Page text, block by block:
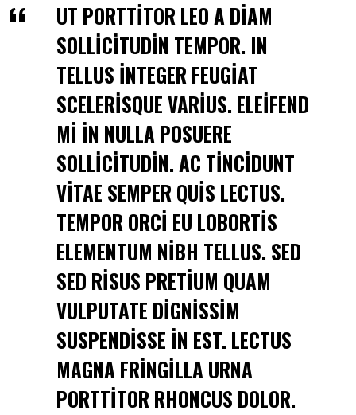
UT PORTTITOR LEO A DIAM
SOLLICITUDIN TEMPOR. IN
TELLUS INTEGER FEUGIAT
SCELERISQUE VARIUS. ELEIFEND
MI IN NULLA POSUERE
SOLLICITUDIN. AC TINCIDUNT
VITAE SEMPER QUIS LECTUS.
TEMPOR ORCI EU LOBORTIS
ELEMENTUM NIBH TELLUS. SED
SED RISUS PRETIUM QUAM
VULPUTATE DIGNISSIM
SUSPENDISSE IN EST. LECTUS
MAGNA FRINGILLA URNA
PORTTITOR RHONCUS DOLOR.